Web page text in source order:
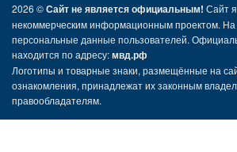
2026 ©Сайт не является официальным! Сайт
некоммерческим информационным проектом. На
персональные данные пользователей.
находится по адресу:мвд.рф
Логотипы и товарные знаки, размещённые на
ознакомления, принадлежат их законным
правообладателям.